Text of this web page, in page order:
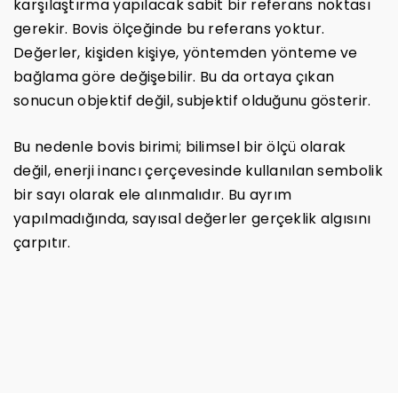
karşılaştırma yapılacak sabit bir referans noktası
gerekir. Bovis ölçeğinde bu referans yoktur.
Değerler, kişiden kişiye, yöntemden yönteme ve
bağlama göre değişebilir. Bu da ortaya çıkan
sonucun objektif değil, subjektif olduğunu gösterir.
Bu nedenle bovis birimi; bilimsel bir ölçü olarak
değil, enerji inancı çerçevesinde kullanılan sembolik
bir sayı olarak ele alınmalıdır. Bu ayrım
yapılmadığında, sayısal değerler gerçeklik algısını
çarpıtır.